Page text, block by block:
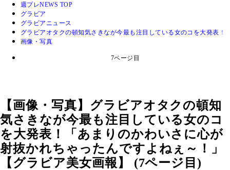
週プレNEWS TOP
グラビア
グラビアニュース
グラビアオタクの頓知気さきなが今最も注目している女のコを大発表
画像・写真
7ページ目
【画像・写真】グラビアオタクの頓知
気さきなが今最も注目している女のコ
を大発表！「あまりのかわいさに心が
射抜かれちゃったんですよねぇ～！」
【グラビア美女画報】 (7ページ目)